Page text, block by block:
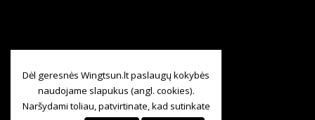
Dėl geresnės Wingtsun.lt paslaugų kokybės
naudojame slapukus (angl. cookies).
Naršydami toliau, patvirtinate, kad sutinkate